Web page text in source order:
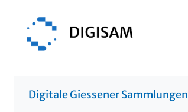
Digitale Giessener Sammlungen